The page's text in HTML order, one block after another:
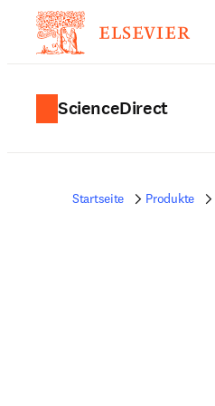
ScienceDirect
Startseite Produkte